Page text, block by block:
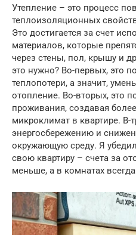
Утепление – это процесс
теплоизоляционных
Это достигается за счет
материалов, которые
через стены, пол, крышу и
это нужно? Во-первых, это
теплопотери, а значит,
отопление. Во-вторых, это
проживания, создавая
микроклимат в квартире. В-
энергосбережению и
окружающую среду. Я
свою квартиру – счета за
меньше, а в комнатах